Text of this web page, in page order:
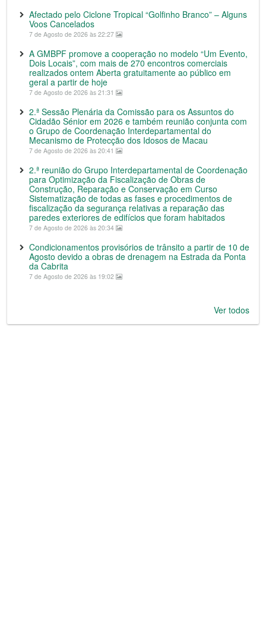
Afectado pelo Ciclone Tropical “Golfinho Branco” – Alguns
Voos Cancelados
7 de Agosto de 2026 às 22:27
A GMBPF promove a cooperação no modelo “Um Evento,
Dois Locais”, com mais de 270 encontros comerciais
realizados ontem Aberta gratuitamente ao público em
geral a partir de hoje
7 de Agosto de 2026 às 21:31
2.ª Sessão Plenária da Comissão para os Assuntos do
Cidadão Sénior em 2026 e também reunião conjunta com
o Grupo de Coordenação Interdepartamental do
Mecanismo de Protecção dos Idosos de Macau
7 de Agosto de 2026 às 20:41
2.ª reunião do Grupo Interdepartamental de Coordenação
para Optimização da Fiscalização de Obras de
Construção, Reparação e Conservação em Curso
Sistematização de todas as fases e procedimentos de
fiscalização da segurança relativas a reparação das
paredes exteriores de edifícios que foram habitados
7 de Agosto de 2026 às 20:34
Condicionamentos provisórios de trânsito a partir de 10 de
Agosto devido a obras de drenagem na Estrada da Ponta
da Cabrita
7 de Agosto de 2026 às 19:02
Ver todos